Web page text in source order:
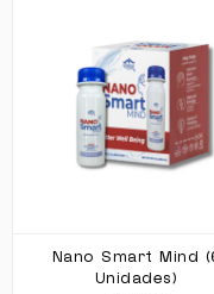
Nano Smart Mind
Unidades)